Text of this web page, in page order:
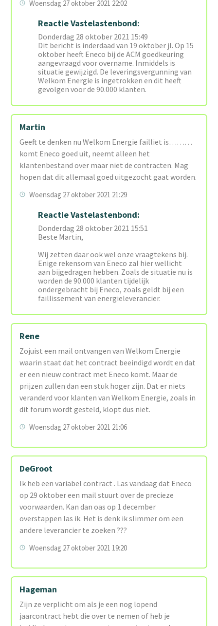
Woensdag 27 oktober 2021 22:02
Reactie Vastelastenbond:
Donderdag 28 oktober 2021 15:49
Dit bericht is inderdaad van 19 oktober jl. Op 15
oktober heeft Eneco bij de ACM goedkeuring
aangevraagd voor overname. Inmiddels is
situatie gewijzigd. De leveringsvergunning van
Welkom Energie is ingetrokken en dit heeft
gevolgen voor de 90.000 klanten.
Martin
Geeft te denken nu Welkom Energie failliet is………
komt Eneco goed uit, neemt alleen het
klantenbestand over maar niet de contracten. Mag
hopen dat dit allemaal goed uitgezocht gaat worden.
Woensdag 27 oktober 2021 21:29
Reactie Vastelastenbond:
Donderdag 28 oktober 2021 15:51
Beste Martin,
Wij zetten daar ook wel onze vraagtekens bij.
Enige rekensom van Eneco zal hier wellicht
aan bijgedragen hebben. Zoals de situatie nu is
worden de 90.000 klanten tijdelijk
ondergebracht bij Eneco, zoals geldt bij een
faillissement van energieleverancier.
Rene
Zojuist een mail ontvangen van Welkom Energie
waarin staat dat het contract beeindigd wordt en dat
er een nieuw contract met Eneco komt. Maar de
prijzen zullen dan een stuk hoger zijn. Dat er niets
veranderd voor klanten van Welkom Energie, zoals in
dit forum wordt gesteld, klopt dus niet.
Woensdag 27 oktober 2021 21:06
DeGroot
Ik heb een variabel contract . Las vandaag dat Eneco
op 29 oktober een mail stuurt over de precieze
voorwaarden. Kan dan oas op 1 december
overstappen las ik. Het is denk ik slimmer om een
andere leverancier te zoeken ???
Woensdag 27 oktober 2021 19:20
Hageman
Zijn ze verplicht om als je een nog lopend
jaarcontract hebt die over te nemen of heb je